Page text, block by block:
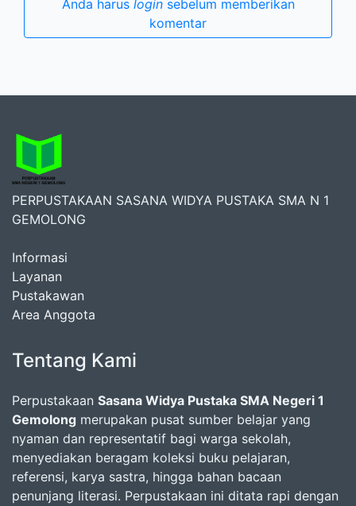
Anda harus loginsebelum memberikan
komentar
PERPUSTAKAAN SASANA WIDYA PUSTAKA SMA N 1
GEMOLONG
Informasi
Layanan
Pustakawan
Area Anggota
Tentang Kami
Perpustakaan Sasana Widya Pustaka SMA Negeri 1
Gemolong merupakan pusat sumber belajar yang
nyaman dan representatif bagi warga sekolah,
menyediakan beragam koleksi buku pelajaran,
referensi, karya sastra, hingga bahan bacaan
penunjang literasi. Perpustakaan ini ditata rapi dengan